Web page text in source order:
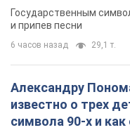
Государственным
и припев песни
6 часов назад 29,1 т.
Александру
известно о трех
символа 90-х и